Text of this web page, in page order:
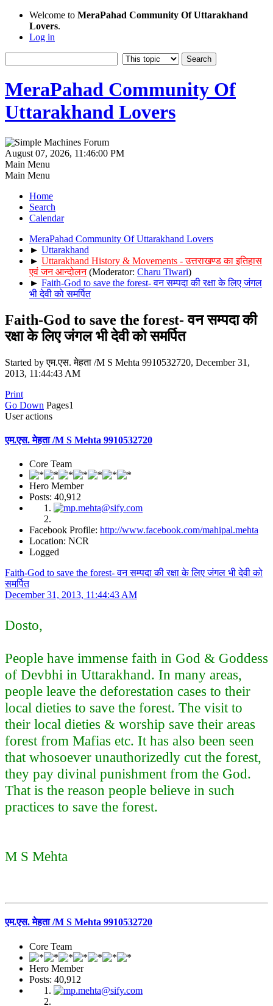
Welcome to MeraPahad Community Of Uttarakhand
Lovers.
Log in
MeraPahad Community Of
Uttarakhand Lovers
August 07, 2026, 11:46:00 PM
Main Menu
Main Menu
Home
Search
Calendar
MeraPahad Community Of Uttarakhand Lovers
► Uttarakhand
► Uttarakhand History & Movements - उत्तराखण्ड का इतिहास
एवं जन आन्दोलन (Moderator: Charu Tiwari)
► Faith-God to save the forest- वन सम्पदा की रक्षा के लिए जंगल
भी देवी को समर्पित
Faith-God to save the forest- वन सम्पदा की
रक्षा के लिए जंगल भी देवी को समर्पित
Started by एम.एस. मेहता /M S Mehta 9910532720, December 31,
2013, 11:44:43 AM
Print
Go Down Pages1
User actions
एम.एस. मेहता /M S Mehta 9910532720
Core Team
Hero Member
Posts: 40,912
Facebook Profile: http://www.facebook.com/mahipal.mehta
Location: NCR
Logged
Faith-God to save the forest- वन सम्पदा की रक्षा के लिए जंगल भी देवी को
समर्पित
December 31, 2013, 11:44:43 AM
Dosto,
People have immense faith in God & Goddess
of Devbhi in Uttarakhand. In many areas,
people leave the deforestation cases to their
local dieties to save the forest. The visit to
their local dieties & worship save their areas
forest from Mafias etc. It has also been seen
that whosoever unauthorizedly cut the forest,
they pay divinal punishment from the God.
That is the reason people believe in such
practices to save the forest.
M S Mehta
एम.एस. मेहता /M S Mehta 9910532720
Core Team
Hero Member
Posts: 40,912